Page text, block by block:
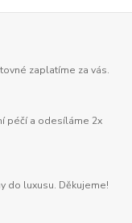
zaplatíme za vás.
péčí a odesíláme 2x
do luxusu. Děkujeme!